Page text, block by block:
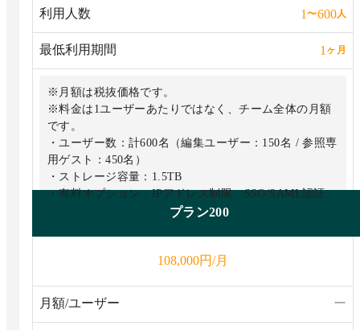
利用人数 1〜600人
最低利用期間 1 ヶ月
※月額は税抜価格です。
※料金は1ユーザーあたりではなく、チーム全体の月額
です。
・ユーザー数：計600名（編集ユーザー：150名 / 参照専
用ゲスト：450名）
・ストレージ容量：1.5TB
・有料オプション：IPアドレス制限、SSO/SAML認証
プラン200
108,000円/月
月額/ユーザー ー